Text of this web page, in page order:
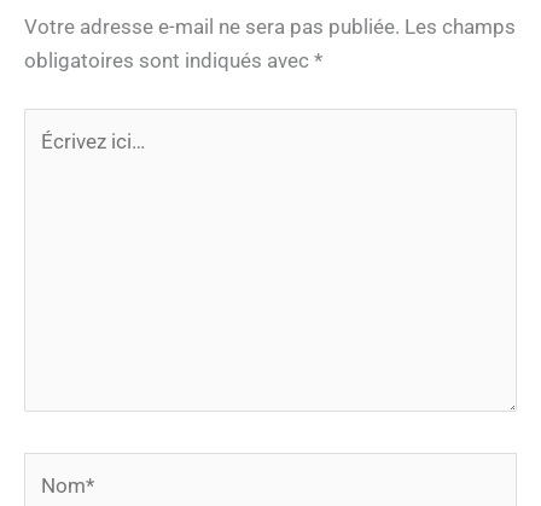
Votre adresse e-mail ne sera pas publiée. Les champs
obligatoires sont indiqués avec *